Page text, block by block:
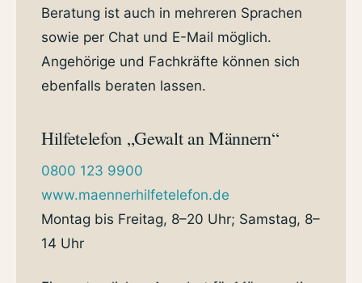
Beratung ist auch in mehreren Sprachen
sowie per Chat und E-Mail möglich.
Angehörige und Fachkräfte können sich
ebenfalls beraten lassen.
Hilfetelefon „Gewalt an Männern“
0800 123 9900
www.maennerhilfetelefon.de
Montag bis Freitag, 8–20 Uhr; Samstag, 8–
14 Uhr